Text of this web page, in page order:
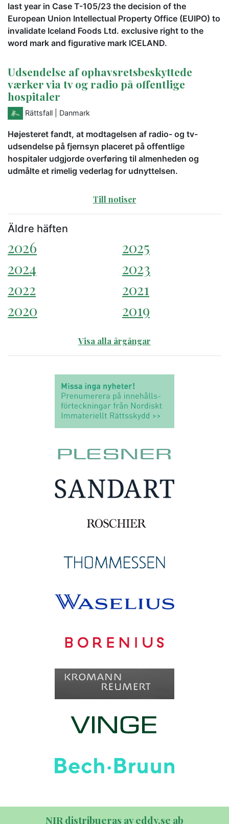
last year in Case T-105/23 the decision of the
European Union Intellectual Property Office (EUIPO) to
invalidate Iceland Foods Ltd. exclusive right to the
word mark and figurative mark ICELAND.
Udsendelse af ophavsretsbeskyttede
værker via tv og radio på offentlige
hospitaler
Rättsfall | Danmark
Højesteret fandt, at modtagelsen af radio- og tv-
udsendelse på fjernsyn placeret på offentlige
hospitaler udgjorde overføring til almenheden og
udmålte et rimelig vederlag for udnyttelsen.
Till notiser
Äldre häften
2026
2025
2024
2023
2022
2021
2020
2019
Visa alla årgångar
NIR distribueras av eddy.se ab